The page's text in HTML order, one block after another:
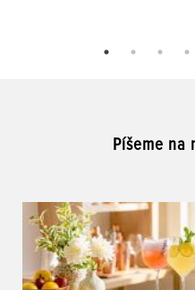
Píšeme na